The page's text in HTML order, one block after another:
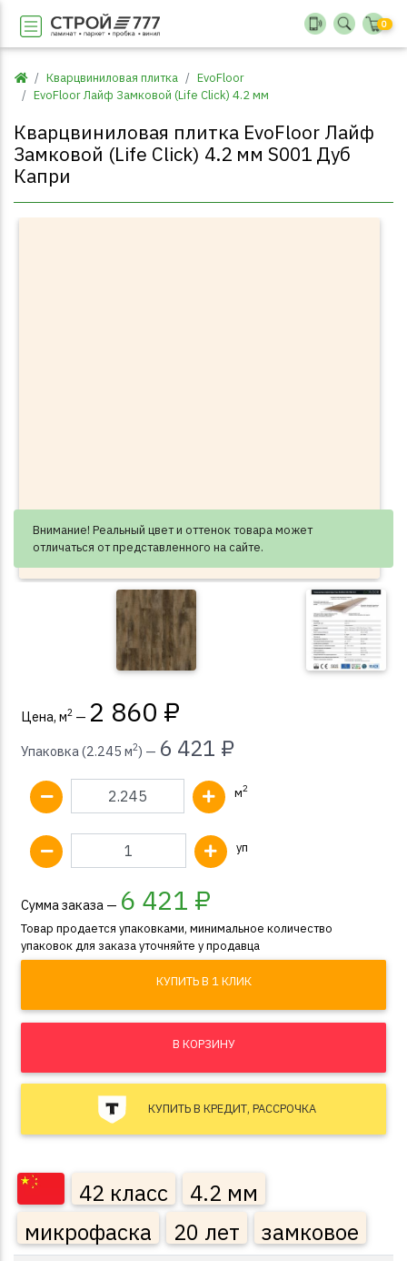
0
Кварцвиниловая плитка
EvoFloor
EvoFloor Лайф Замковой (Life Click) 4.2 мм
Кварцвиниловая плитка EvoFloor Лайф
Замковой (Life Click) 4.2 мм S001 Дуб
Капри
Внимание! Реальный цвет и оттенок товара может
отличаться от представленного на сайте.
Цена, м2 — 2 860 ₽
Упаковка (2.245 м2) — 6 421 ₽
м2
уп
Сумма заказа — 6 421 ₽
Товар продается упаковками, минимальное количество
упаковок для заказа уточняйте у продавца
КУПИТЬ В 1 КЛИК
В КОРЗИНУ
КУПИТЬ В КРЕДИТ, РАССРОЧКА
42 класс
4.2 мм
микрофаска
20 лет замковое